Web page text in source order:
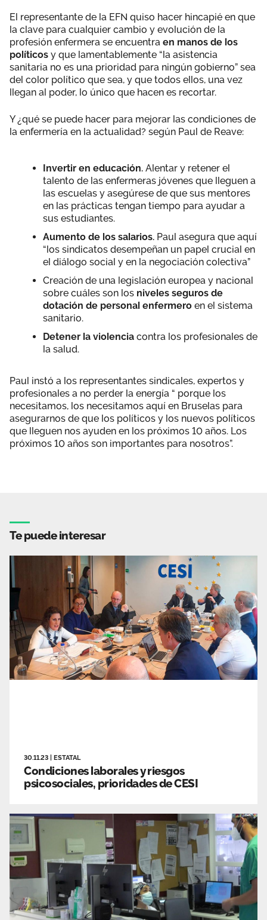
El representante de la EFN quiso hacer hincapié en que
la clave para cualquier cambio y evolución de la
profesión enfermera se encuentra en manos de los
políticos y que lamentablemente “la asistencia
sanitaria no es una prioridad para ningún gobierno” sea
del color político que sea, y que todos ellos, una vez
llegan al poder, lo único que hacen es recortar.
Y ¿qué se puede hacer para mejorar las condiciones de
la enfermería en la actualidad? según Paul de Reave:
Invertir en educación. Alentar y retener el
talento de las enfermeras jóvenes que lleguen a
las escuelas y asegúrese de que sus mentores
en las prácticas tengan tiempo para ayudar a
sus estudiantes.
Aumento de los salarios. Paul asegura que aquí
“los sindicatos desempeñan un papel crucial en
el diálogo social y en la negociación colectiva”
Creación de una legislación europea y nacional
sobre cuáles son los niveles seguros de
dotación de personal enfermero en el sistema
sanitario.
Detener la violencia contra los profesionales de
la salud.
Paul instó a los representantes sindicales, expertos y
profesionales a no perder la energía “ porque los
necesitamos, los necesitamos aquí en Bruselas para
asegurarnos de que los políticos y los nuevos políticos
que lleguen nos ayuden en los próximos 10 años. Los
próximos 10 años son importantes para nosotros”.
Te puede interesar
30.11.23 ESTATAL
Condiciones laborales y riesgos
psicosociales, prioridades de CESI